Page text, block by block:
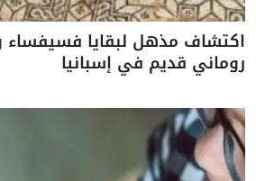
اكتشاف مذهل لبقايا فسيفساء
روماني قديم في إسبانيا